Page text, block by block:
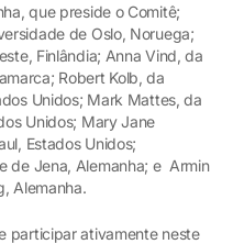
que preside o Comitê;
de Oslo, Noruega;
Finlândia; Anna Vind, da
Robert Kolb, da
Unidos; Mark Mattes, da
Unidos; Mary Jane
Estados Unidos;
de Jena, Alemanha; e Armin
Alemanha.
participar ativamente neste